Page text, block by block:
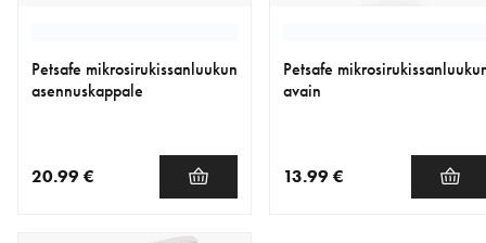
Petsafe mikrosirukissanluukun
asennuskappale
20.99 €
Petsafe
avain
13.99 €